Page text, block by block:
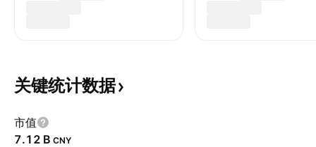
关键统计数据
市值
‪7.12 B‬ CNY